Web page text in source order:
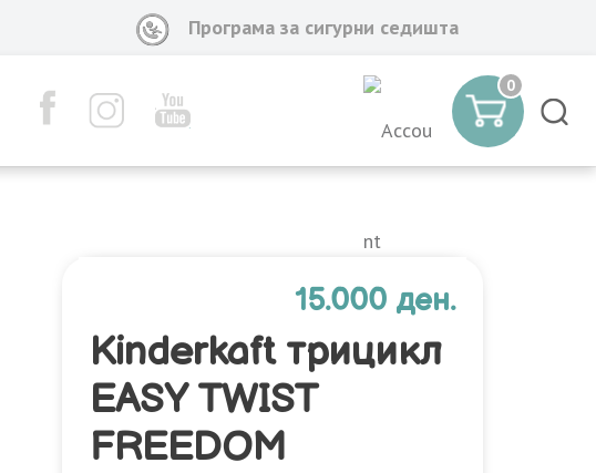
Програма за сигурни седишта
0
15.000 ден.
Kinderkaft трицикл
EASY TWIST
FREEDOM